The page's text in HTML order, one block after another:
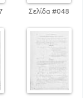
Σελίδα #048